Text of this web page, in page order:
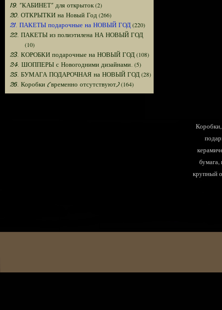
19. "КАБИНЕТ" для открыток(2)
20. ОТКРЫТКИ на Новый Год (266)
21. ПАКЕТЫ подарочные на НОВЫЙ ГОД(220)
22. ПАКЕТЫ из полиэтилена НА НОВЫЙ ГОД
(10)
23. КОРОБКИ подарочные на НОВЫЙ ГОД(108)
24. ШОППЕРЫ с Новогодними дизайнами. (5)
25. БУМАГА ПОДАРОЧНАЯ на НОВЫЙ ГОД(28)
26. Коробки (временно отсутствуют)(164)
крупный